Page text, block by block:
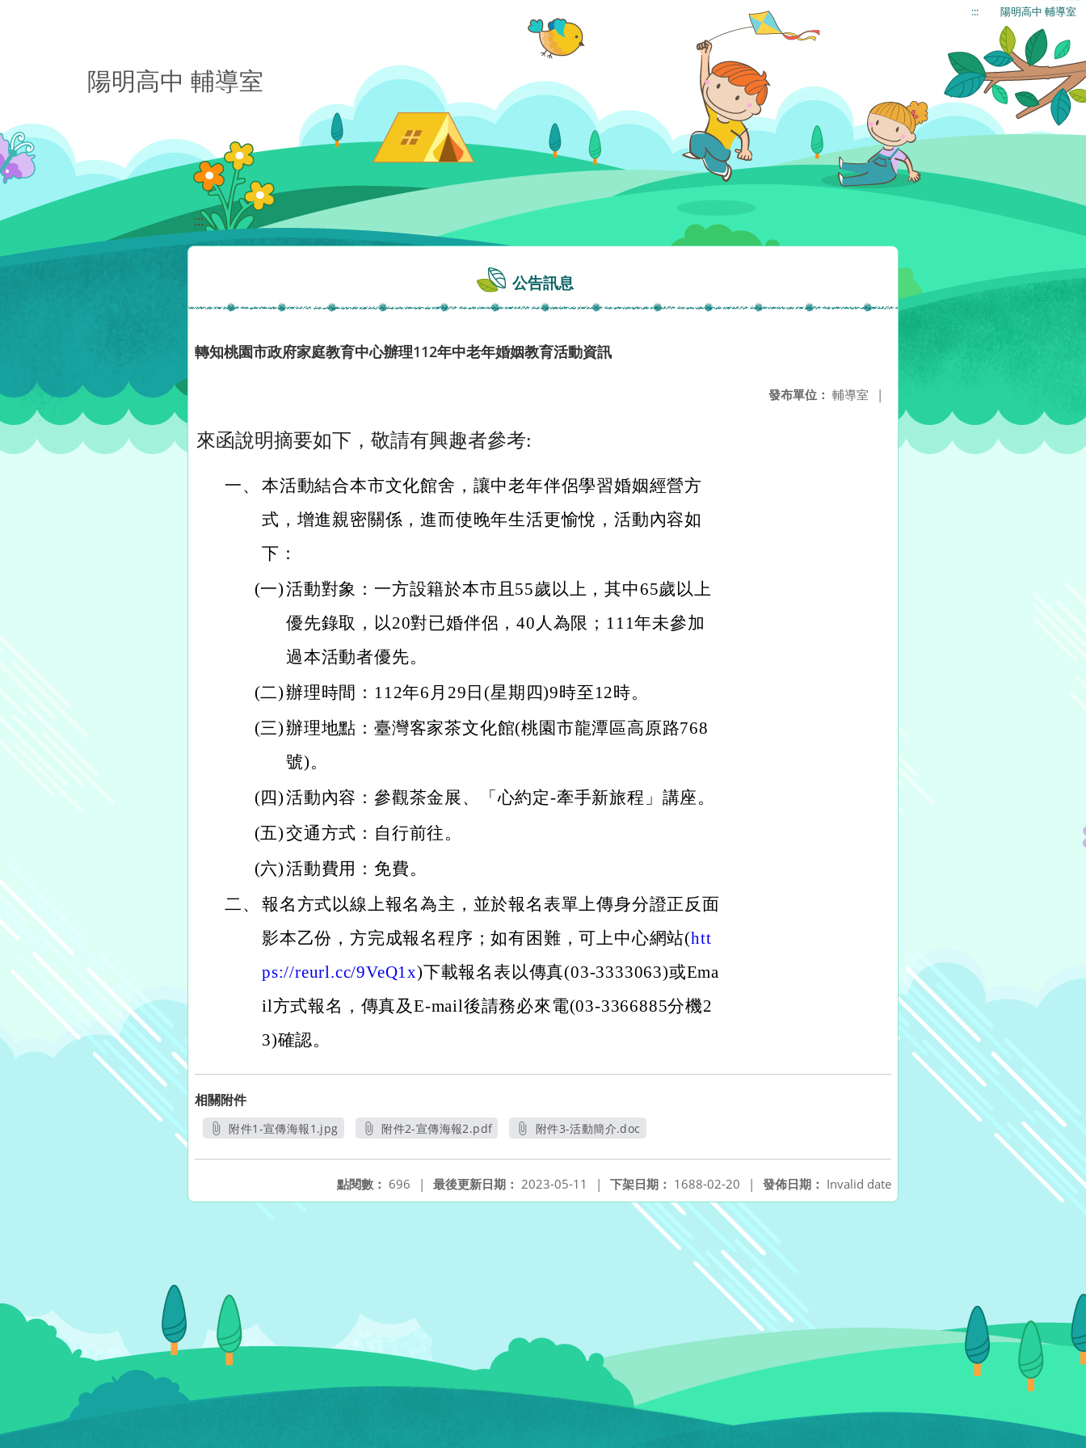
::: 陽明高中 輔導室
陽明高中 輔導室
:::
公告訊息
轉知桃園市政府家庭教育中心辦理112年中老年婚姻教育活動資訊
發布單位： 輔導室 |
來函說明摘要如下，敬請有興趣者參考:
一、 本活動結合本市文化館舍，讓中老年伴侶學習婚姻經營方
式，增進親密關係，進而使晚年生活更愉悅，活動內容如
下：
(一)活動對象：一方設籍於本市且55歲以上，其中65歲以上
優先錄取，以20對已婚伴侶，40人為限；111年未參加
過本活動者優先。
(二)辦理時間：112年6月29日(星期四)9時至12時。
(三)辦理地點：臺灣客家茶文化館(桃園市龍潭區高原路768
號)。
(四)活動內容：參觀茶金展、「心約定-牽手新旅程」講座。
(五)交通方式：自行前往。
(六)活動費用：免費。
二、 報名方式以線上報名為主，並於報名表單上傳身分證正反面
影本乙份，方完成報名程序；如有困難，可上中心網站(htt
ps://reurl.cc/9VeQ1x)下載報名表以傳真(03-3333063)或Ema
il方式報名，傳真及E-mail後請務必來電(03-3366885分機2
3)確認。
相關附件
附件1-宣傳海報1.jpg
附件2-宣傳海報2.pdf
附件3-活動簡介.doc
發佈日期： Invalid date
下架日期： 1688-02-20 |
最後更新日期： 2023-05-11 |
點閱數： 696 |